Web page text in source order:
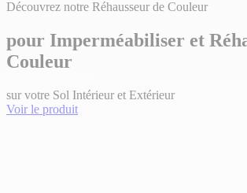
Découvrez notre Réhausseur de Couleur
pour Imperméabiliser et
Couleur
sur votre Sol Intérieur et Extérieur
Voir le produit